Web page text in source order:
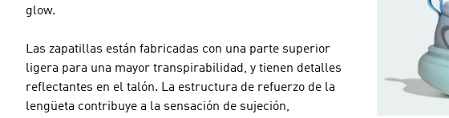
glow.
Las zapatillas están fabricadas con una parte superior
ligera para una mayor transpirabilidad, y tienen detalles
reflectantes en el talón. La estructura de refuerzo de la
lengüeta contribuye a la sensación de sujeción,